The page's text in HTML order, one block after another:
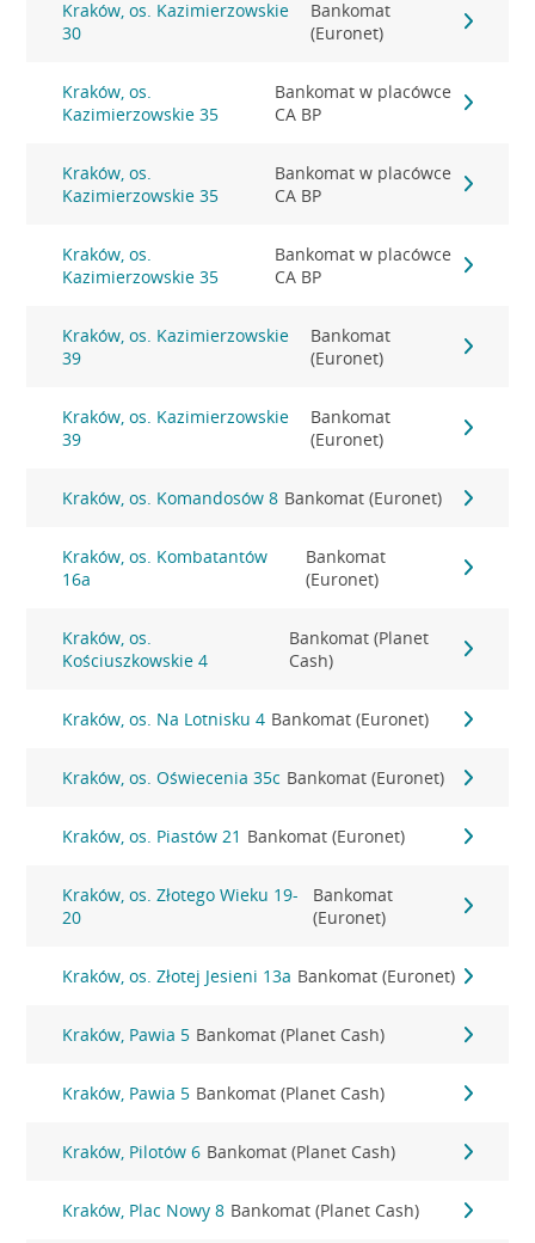
Kraków, os. Kazimierzowskie
30
Bankomat
(Euronet)
Kraków, os.
Kazimierzowskie 35
Bankomat w placówce
CA BP
Kraków, os.
Kazimierzowskie 35
Bankomat w placówce
CA BP
Kraków, os.
Kazimierzowskie 35
Bankomat w placówce
CA BP
Kraków, os. Kazimierzowskie
39
Bankomat
(Euronet)
Kraków, os. Kazimierzowskie
39
Bankomat
(Euronet)
Kraków, os. Komandosów 8 Bankomat (Euronet)
Kraków, os. Kombatantów
16a
Bankomat
(Euronet)
Kraków, os.
Kościuszkowskie 4
Bankomat (Planet
Cash)
Kraków, os. Na Lotnisku 4 Bankomat (Euronet)
Kraków, os. Oświecenia 35c Bankomat (Euronet)
Kraków, os. Piastów 21 Bankomat (Euronet)
Kraków, os. Złotego Wieku 19-
20
Bankomat
(Euronet)
Kraków, os. Złotej Jesieni 13a Bankomat (Euronet)
Kraków, Pawia 5 Bankomat (Planet Cash)
Kraków, Pawia 5 Bankomat (Planet Cash)
Kraków, Pilotów 6 Bankomat (Planet Cash)
Kraków, Plac Nowy 8 Bankomat (Planet Cash)